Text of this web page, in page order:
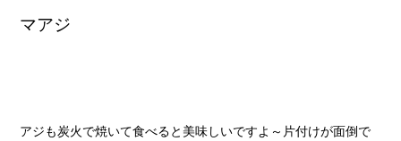
マアジ
アジも炭火で焼いて食べると美味しいですよ～片付けが面倒で